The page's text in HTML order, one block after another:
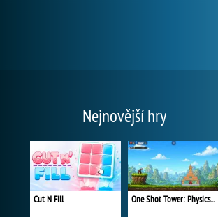
Nejnovější hry
Cut N Fill One Shot Tower: Physics Destroyer